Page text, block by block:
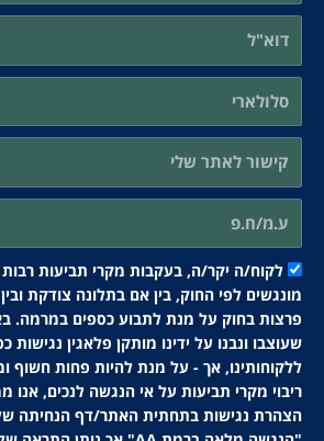
לקוח/ה יקר/ה, בעקבות מקרי תביעות
מונגשים לפי החוק, בין אם בתלונה צודקת
פרצות בחוק על מנת לתבוע כספים במרמה.
שעוצבו ונבנו על ידינו מותקן פלאגין נגישות
ללקוחותינו, אך - על מנת להיות פחות חשוף
ריבוי מקרי תביעות על אי הנגשה לנכים, אנו
הצהרת נגישות בתחתית האתר/דף הנחיתה